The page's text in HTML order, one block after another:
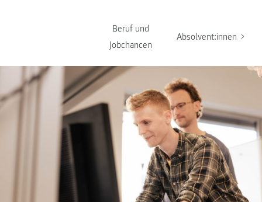
Beruf und
Jobchancen
Absolvent:innen